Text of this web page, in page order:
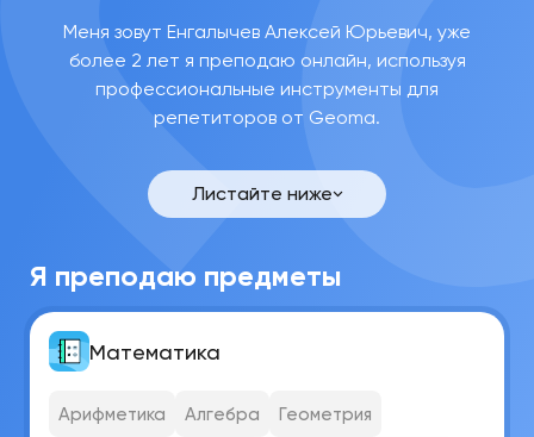
Меня зовут Енгалычев Алексей Юрьевич, уже
более 2 лет я преподаю онлайн, используя
профессиональные инструменты для
репетиторов от Geoma.
Листайте ниже
Алексей
Связаться
Я преподаю предметы
Математика
Арифметика Алгебра Геометрия